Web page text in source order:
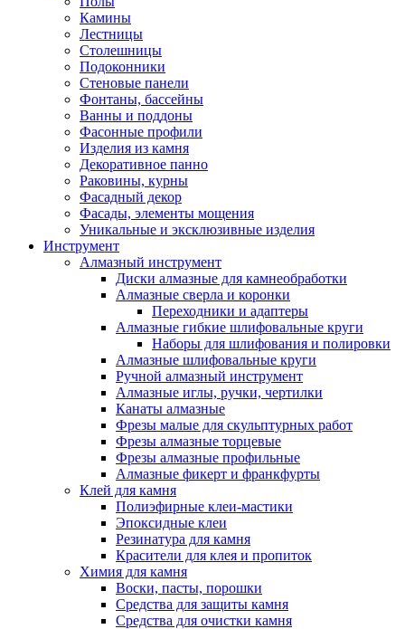
Камины
Лестницы
Столешницы
Подоконники
Стеновые панели
Фонтаны, бассейны
Ванны и поддоны
Фасонные профили
Изделия из камня
Декоративное панно
Раковины, курны
Фасадный декор
Фасады, элементы мощения
Уникальные и эксклюзивные изделия
Инструмент
Алмазный инструмент
Диски алмазные для камнеобработки
Алмазные сверла и коронки
Переходники и адаптеры
Алмазные гибкие шлифовальные круги
Наборы для шлифования и полировки
Алмазные шлифовальные круги
Ручной алмазный инструмент
Алмазные иглы, ручки, чертилки
Канаты алмазные
Фрезы малые для скульптурных работ
Фрезы алмазные торцевые
Фрезы алмазные профильные
Алмазные фикерт и франкфурты
Клей для камня
Полиэфирные клеи-мастики
Эпоксидные клеи
Резинатура для камня
Красители для клея и пропиток
Химия для камня
Воски, пасты, порошки
Средства для защиты камня
Средства для очистки камня